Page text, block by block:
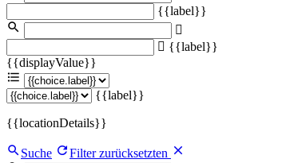
{{label}}
{{label}}
{{displayValue}}
{{label}}
{{locationDetails}}
Suche Filter zurücksetzten